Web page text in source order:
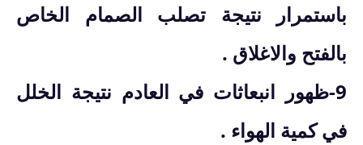
باستمرار نتيجة تصلب الصمام الخاص
بالفتح والاغلاق .
9-ظهور انبعاثات في العادم نتيجة الخلل
في كمية الهواء .